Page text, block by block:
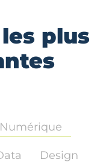
plus
Design